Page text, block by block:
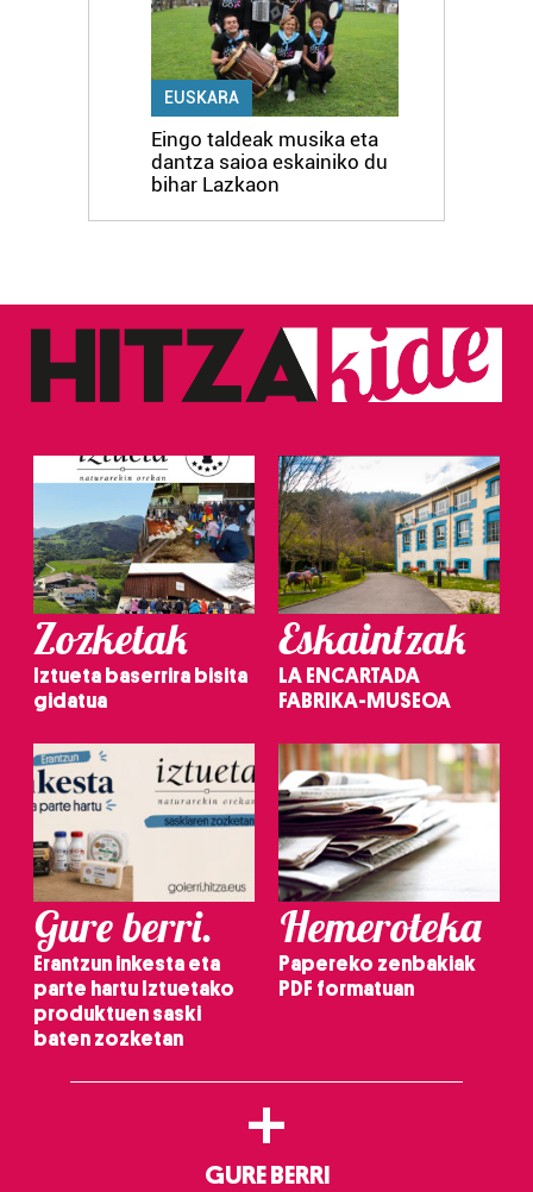
EUSKARA
Eingo taldeak musika eta
dantza saioa eskainiko du
bihar Lazkaon
Zozketak
Iztueta baserrira bisita
gidatua
Eskaintzak
LA ENCARTADA
FABRIKA-MUSEOA
Gure berri.
Erantzun inkesta eta
parte hartu Iztuetako
produktuen saski
baten zozketan
Hemeroteka
Papereko zenbakiak
PDF formatuan
+
GURE BERRI